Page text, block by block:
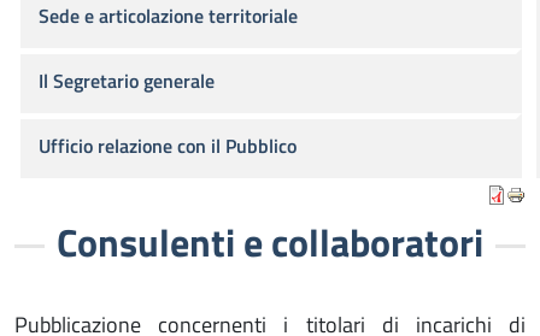
Consulenti e collaboratori
Pubblicazione concernenti i titolari di incarichi di
Sede e articolazione territoriale
Il Segretario generale
Ufficio relazione con il Pubblico